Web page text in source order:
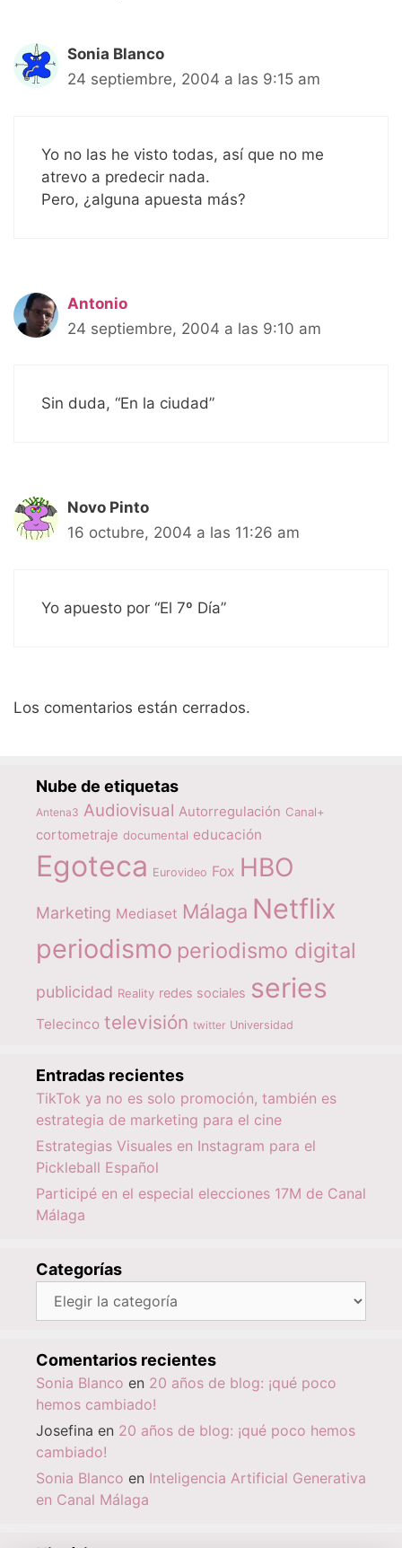
Sonia Blanco
24 septiembre, 2004 a las 9:15 am
Yo no las he visto todas, así que no me
atrevo a predecir nada.
Pero, ¿alguna apuesta más?
Antonio
24 septiembre, 2004 a las 9:10 am
Sin duda, “En la ciudad”
Novo Pinto
16 octubre, 2004 a las 11:26 am
Yo apuesto por “El 7º Día”
Los comentarios están cerrados.
Nube de etiquetas
Antena3 Audiovisual Autorregulación Canal+
cortometraje documental educación
Egoteca Eurovideo Fox HBO
Marketing Mediaset Málaga Netflix
periodismo periodismo digital
publicidad Reality redes sociales series
Telecinco televisión twitter Universidad
Entradas recientes
TikTok ya no es solo promoción, también es
estrategia de marketing para el cine
Estrategias Visuales en Instagram para el
Pickleball Español
Participé en el especial elecciones 17M de Canal
Málaga
Categorías
Comentarios recientes
Sonia Blanco en 20 años de blog: ¡qué poco
hemos cambiado!
Josefina en 20 años de blog: ¡qué poco hemos
cambiado!
Sonia Blanco en Inteligencia Artificial Generativa
en Canal Málaga